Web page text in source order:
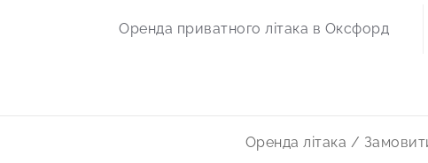
Post
navigation
Оренда приватного літака в Оксфорд
Оренда літака /